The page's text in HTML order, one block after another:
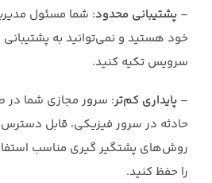
– پشتیبانی محدود: شما مسئول
خود هستید و نمی‌توانید به
سرویس تکیه کنید.
– پایداری کم‌تر: سرور مجازی شما در
حادثه در سرور فیزیکی، قابل دسترس
روش‌های پشتگیر گیري مناسب
را حفظ کنید.